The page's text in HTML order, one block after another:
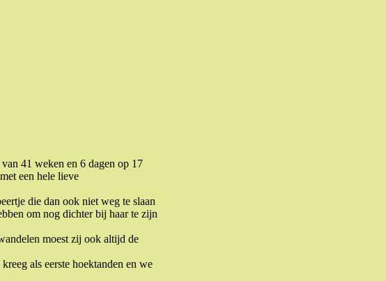
41 weken en 6 dagen op 17
een hele lieve
die dan ook niet weg te slaan
om nog dichter bij haar te zijn
moest zij ook altijd de
als eerste hoektanden en we